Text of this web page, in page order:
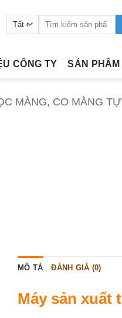
Tìm
CÔNG TY SẢN PHẨM
MÀNG, CO MÀNG
MÔ TẢ ĐÁNH GIÁ (0)
Máy sản xuất